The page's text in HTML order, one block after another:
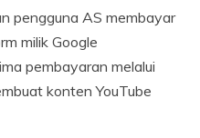
pengguna AS membayar
milik Google
pembayaran melalui
konten YouTube